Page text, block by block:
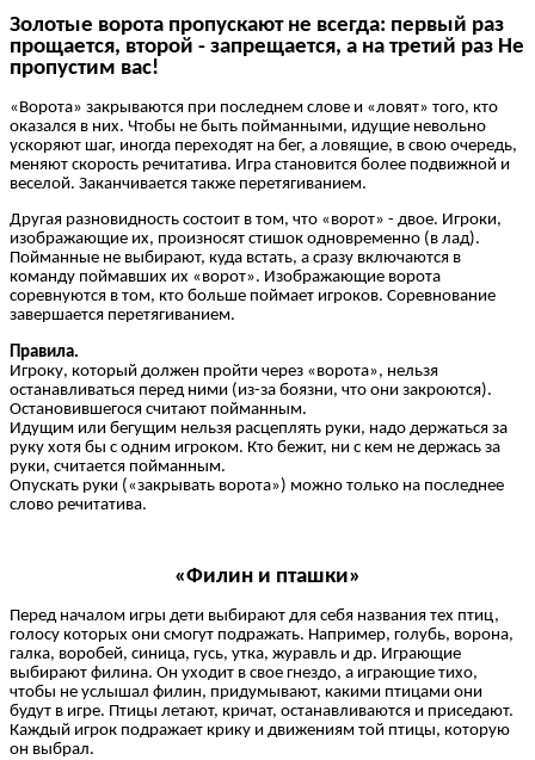
Золотые ворота пропускают не всегда: первый раз
прощается, второй - запрещается, а на третий раз Не
пропустим вас!
«Ворота» закрываются при последнем слове и «ловят» того, кто
оказался в них. Чтобы не быть пойманными, идущие невольно
ускоряют шаг, иногда переходят на бег, а ловящие, в свою очередь,
меняют скорость речитатива. Игра становится более подвижной и
веселой. Заканчивается также перетягиванием.
Другая разновидность состоит в том, что «ворот» - двое. Игроки,
изображающие их, произносят стишок одновременно (в лад).
Пойманные не выбирают, куда встать, а сразу включаются в
команду поймавших их «ворот». Изображающие ворота
соревнуются в том, кто больше поймает игроков. Соревнование
завершается перетягиванием.
Правила.
Игроку, который должен пройти через «ворота», нельзя
останавливаться перед ними (из-за боязни, что они закроются).
Остановившегося считают пойманным.
Идущим или бегущим нельзя расцеплять руки, надо держаться за
руку хотя бы с одним игроком. Кто бежит, ни с кем не держась за
руки, считается пойманным.
Опускать руки («закрывать ворота») можно только на последнее
слово речитатива.
«Филин и пташки»
Перед началом игры дети выбирают для себя названия тех птиц,
голосу которых они смогут подражать. Например, голубь, ворона,
галка, воробей, синица, гусь, утка, журавль и др. Играющие
выбирают филина. Он уходит в свое гнездо, а играющие тихо,
чтобы не услышал филин, придумывают, какими птицами они
будут в игре. Птицы летают, кричат, останавливаются и приседают.
Каждый игрок подражает крику и движениям той птицы, которую
он выбрал.